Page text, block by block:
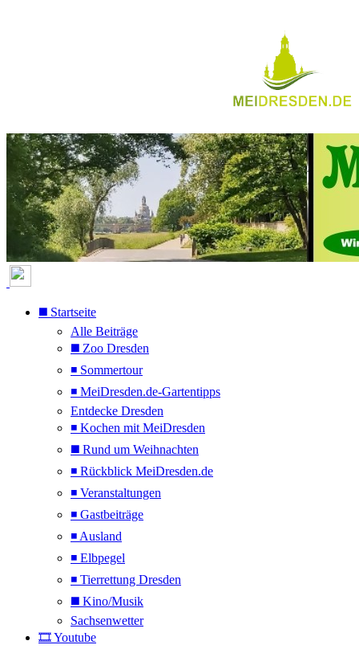
◼️ Startseite
Alle Beiträge
◼️ Zoo Dresden
◾ Sommertour
◾ MeiDresden.de-Gartentipps
Entdecke Dresden
◾ Kochen mit MeiDresden
◼️ Rund um Weihnachten
◾ Rückblick MeiDresden.de
◾ Veranstaltungen
◾ Gastbeiträge
◾ Ausland
◾ Elbpegel
◾ Tierrettung Dresden
◼️ Kino/Musik
Sachsenwetter
🎞️ Youtube